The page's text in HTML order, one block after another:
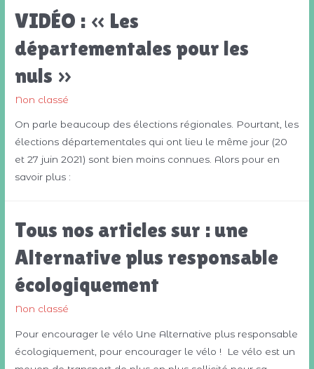
VIDÉO : « Les
départementales pour les
nuls »
Non classé
On parle beaucoup des élections régionales. Pourtant, les
élections départementales qui ont lieu le même jour (20
et 27 juin 2021) sont bien moins connues. Alors pour en
savoir plus :
Tous nos articles sur : une
Alternative plus responsable
écologiquement
Non classé
Pour encourager le vélo Une Alternative plus responsable
écologiquement, pour encourager le vélo ! Le vélo est un